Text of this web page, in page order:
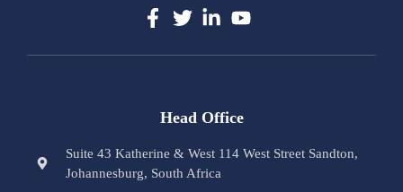
Head Office
Suite 43 Katherine & West 114 West Street Sandton,
Johannesburg, South Africa